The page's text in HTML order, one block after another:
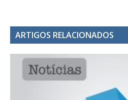
ARTIGOS RELACIONADOS